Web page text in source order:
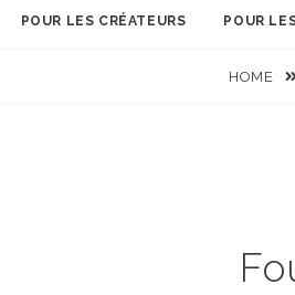
POUR LES CRÉATEURS POUR
HOME